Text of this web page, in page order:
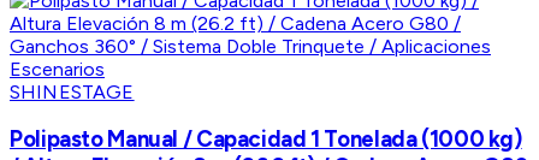
SHINESTAGE
Polipasto Manual / Capacidad 1 Tonelada (1000 kg)